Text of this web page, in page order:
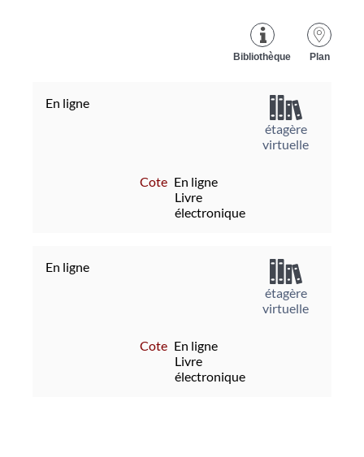
Plan
Bibliothèque
En ligne
Cote En ligne
Livre
électronique
étagère
virtuelle
En ligne
Cote En ligne
Livre
électronique
étagère
virtuelle